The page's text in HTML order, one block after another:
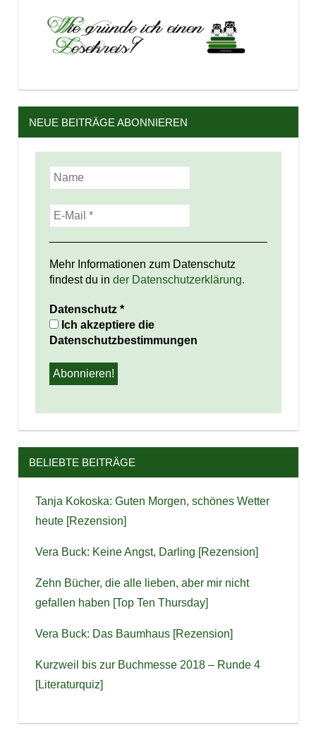
NEUE BEITRÄGE ABONNIEREN
Mehr Informationen zum Datenschutz
findest du in der Datenschutzerklärung.
Datenschutz *
Ich akzeptiere die
Datenschutzbestimmungen
BELIEBTE BEITRÄGE
Tanja Kokoska: Guten Morgen, schönes Wetter
heute [Rezension]
Vera Buck: Keine Angst, Darling [Rezension]
Zehn Bücher, die alle lieben, aber mir nicht
gefallen haben [Top Ten Thursday]
Vera Buck: Das Baumhaus [Rezension]
Kurzweil bis zur Buchmesse 2018 – Runde 4
[Literaturquiz]